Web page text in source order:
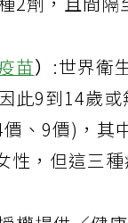
2劑，且間隔
苗）:世界衛
此9到14歲
、9價)，其
，但這三種